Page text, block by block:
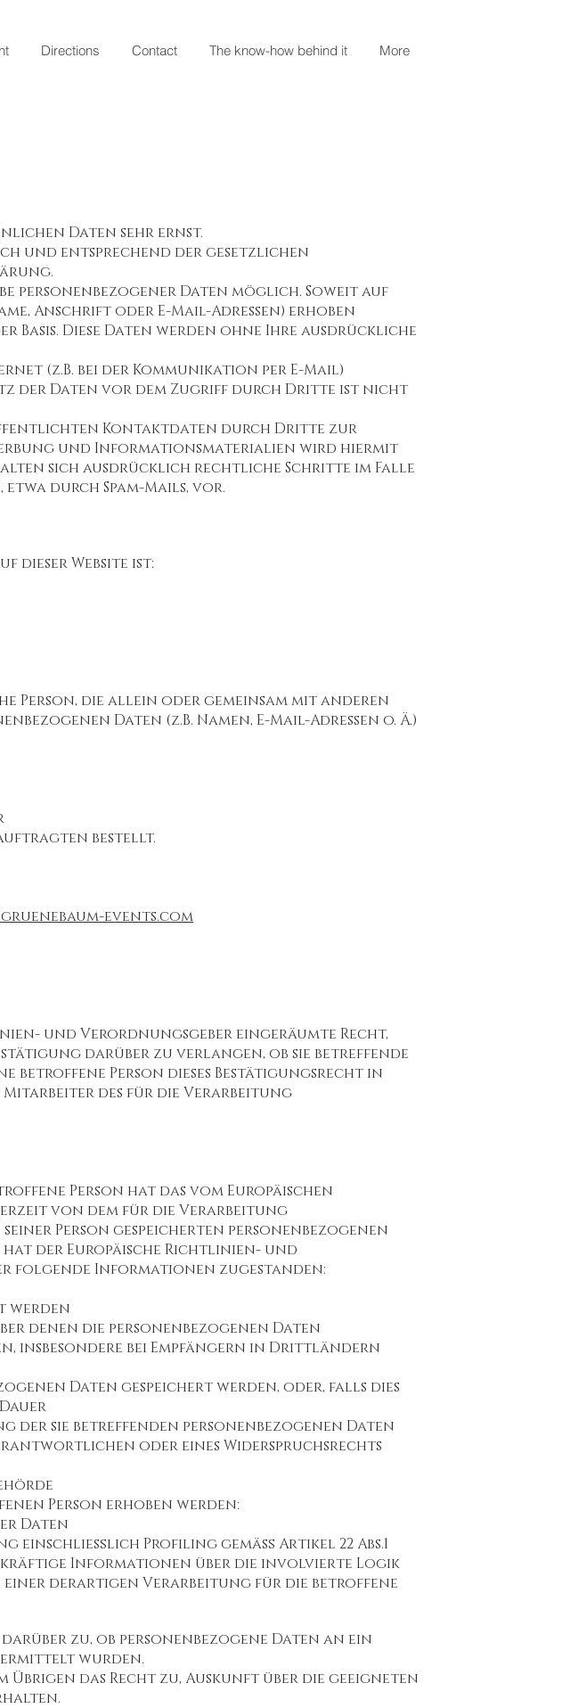
Directions Contact The know-how behind it More
Daten sehr ernst.
und entsprechend der gesetzlichen
personenbezogener Daten möglich. Soweit auf
Anschrift oder E-Mail-Adressen) erhoben
Diese Daten werden ohne Ihre ausdrückliche
(z.B. bei der Kommunikation per E-Mail)
der Daten vor dem Zugriff durch Dritte ist nicht
Kontaktdaten durch Dritte zur
und Informationsmaterialien wird hiermit
sich ausdrücklich rechtliche Schritte im Falle
durch Spam-Mails, vor.
Website ist:
die allein oder gemeinsam mit anderen
Daten (z.B. Namen, E-Mail-Adressen o. Ä.)
bestellt.
events.com
und Verordnungsgeber eingeräumte Recht,
darüber zu verlangen, ob sie betreffende
betroffene Person dieses Bestätigungsrecht in
Mitarbeiter des für die Verarbeitung
Person hat das vom Europäischen
von dem für die Verarbeitung
Person gespeicherten personenbezogenen
hat der Europäische Richtlinien- und
folgende Informationen zugestanden:
werden
denen die personenbezogenen Daten
bei Empfängern in Drittländern
Daten gespeichert werden, oder, falls dies
der sie betreffenden personenbezogenen Daten
oder eines Widerspruchsrechts
Person erhoben werden:
Daten
einschließlich Profiling gemäß Artikel 22 Abs.1
Informationen über die involvierte Logik
einer derartigen Verarbeitung für die betroffene
zu, ob personenbezogene Daten an ein
wurden.
das Recht zu, Auskunft über die geeigneten